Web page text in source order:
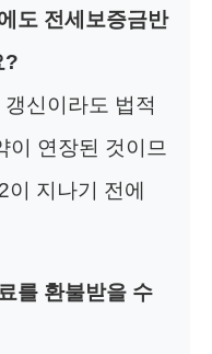
도 전세보증금반
?
신이라도 법적
이 연장된 것이므
이 지나기 전에
를 환불받을 수